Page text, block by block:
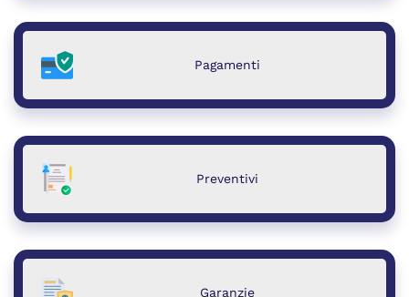
Pagamenti
Preventivi
Garanzie